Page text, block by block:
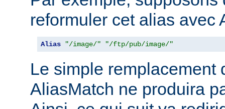
reformuler cet alias avec
Alias "/image/" "/ftp/pub/image/"
Le simple remplacement
AliasMatch ne produira